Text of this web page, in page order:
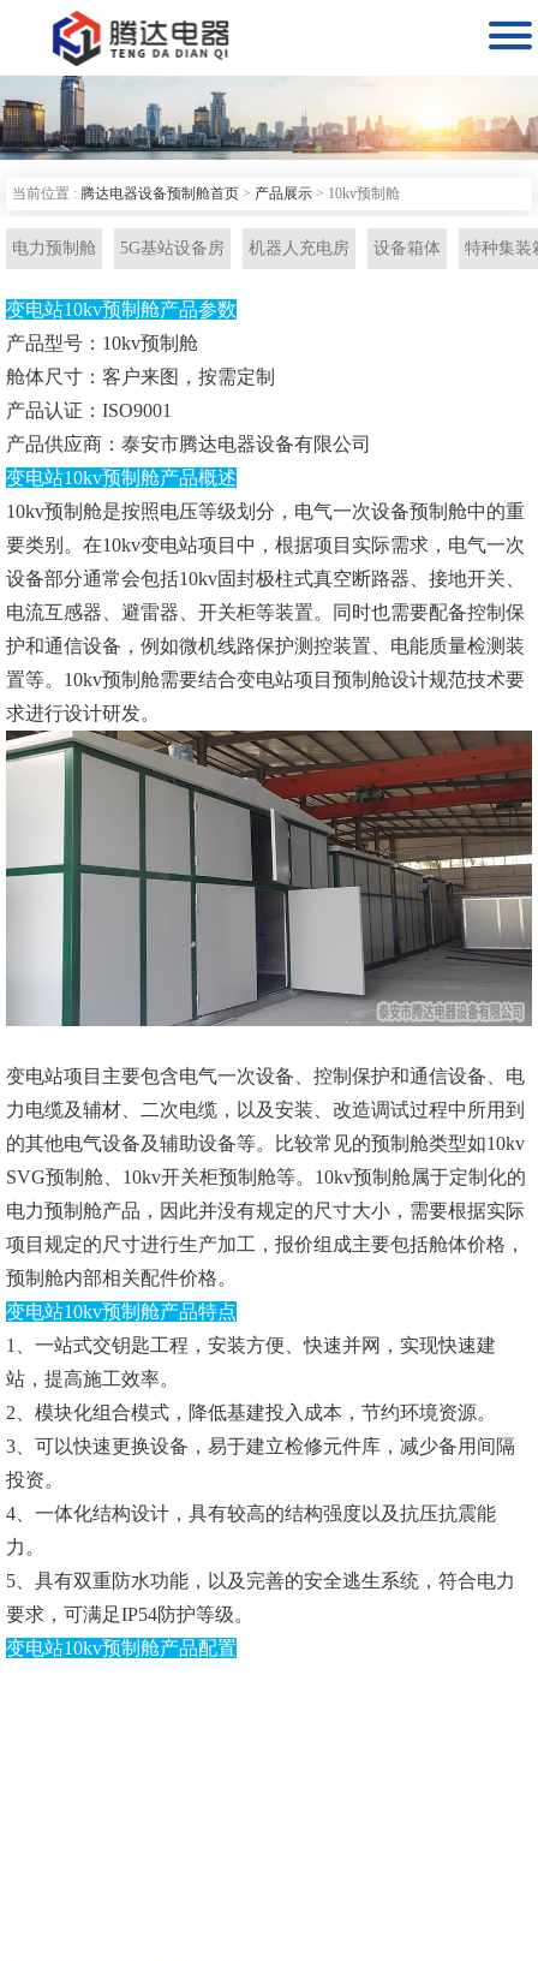

当前位置 : 腾达电器设备预制舱首页 > 产品展示 > 10kv预制舱
电力预制舱 5G基站设备房 机器人充电房 设备箱体 特种集装
变电站10kv预制舱产品参数
产品型号：10kv预制舱
舱体尺寸：客户来图，按需定制
产品认证：ISO9001
产品供应商：泰安市腾达电器设备有限公司
变电站10kv预制舱产品概述
10kv预制舱是按照电压等级划分，电气一次设备预制舱中的重
要类别。在10kv变电站项目中，根据项目实际需求，电气一次
设备部分通常会包括10kv固封极柱式真空断路器、接地开关、
电流互感器、避雷器、开关柜等装置。同时也需要配备控制保
护和通信设备，例如微机线路保护测控装置、电能质量检测装
置等。10kv预制舱需要结合变电站项目预制舱设计规范技术要
求进行设计研发。
变电站项目主要包含电气一次设备、控制保护和通信设备、电
力电缆及辅材、二次电缆，以及安装、改造调试过程中所用到
的其他电气设备及辅助设备等。比较常见的预制舱类型如10kv
SVG预制舱、10kv开关柜预制舱等。10kv预制舱属于定制化的
电力预制舱产品，因此并没有规定的尺寸大小，需要根据实际
项目规定的尺寸进行生产加工，报价组成主要包括舱体价格，
预制舱内部相关配件价格。
变电站10kv预制舱产品特点
1、一站式交钥匙工程，安装方便、快速并网，实现快速建
站，提高施工效率。
2、模块化组合模式，降低基建投入成本，节约环境资源。
3、可以快速更换设备，易于建立检修元件库，减少备用间隔
投资。
4、一体化结构设计，具有较高的结构强度以及抗压抗震能
力。
5、具有双重防水功能，以及完善的安全逃生系统，符合电力
要求，可满足IP54防护等级。
变电站10kv预制舱产品配置